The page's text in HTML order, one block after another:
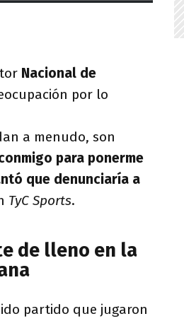
Nacional de
por lo
a menudo, son
para ponerme
que denunciaría a
TyC Sports.
de lleno en la
partido que jugaron